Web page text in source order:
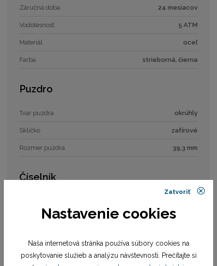
Záručná doba 24 mesiacov
Vodotesnosť 5 ATM
Materiál oceľ
Farba strieborná, čierna
Puzdro
Tvar puzdra okrúhly
Sklíčko zafírové
Rozmer puzdra 39,3 mm
Číselník
Materiál remienka remienok kožený
Zatvoriť
Nastavenie cookies
Naša internetová stránka používa súbory cookies na
poskytovanie služieb a analýzu návštevnosti. Prečítajte si